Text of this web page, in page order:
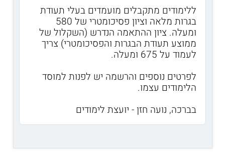
ללימודים מתקבלים מועמדים בעלי תעודת
בגרות מלאה וציון פסיכומטרי של 580
ומעלה. ציון ההתאמה הנדרש (השקלול של
ממוצע תעודת הבגרות והפסיכומטרי) צריך
לעמוד על 675 ומעלה.
לפרטים נוספים והרשמה יש לפנות למוסד
הלימודים עצמו.
בברכה, נועה חזן - יועצת לימודים